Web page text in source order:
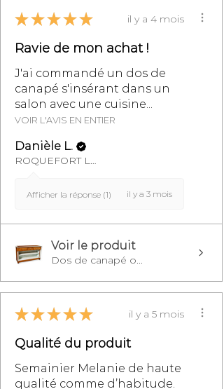
★ ★ ★ ★ ★ il y a 4 mois
Ravie de mon achat !
J'ai commandé un dos de
canapé s'insérant dans un
salon avec une cuisine...
VOIR L'AVIS EN ENTIER
Danièle L.
ROQUEFORT LES PINS, FR-PAC
Afficher la réponse (1) il y a 3 mois
Voir le produit
Dos de canapé o...
★ ★ ★ ★ ★ il y a 5 mois
Qualité du produit
Semainier Melanie de haute
qualité comme d’habitude.